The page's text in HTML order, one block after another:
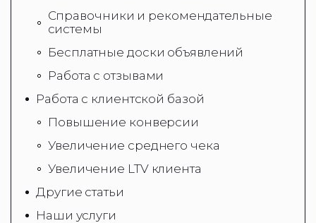
Справочники и рекомендательные
системы
Бесплатные доски объявлений
Работа с отзывами
Работа с клиентской базой
Повышение конверсии
Увеличение среднего чека
Увеличение LTV клиента
Другие статьи
Наши услуги